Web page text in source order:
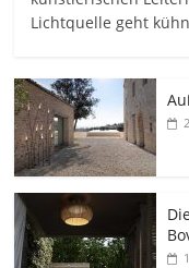
Lichtquelle geht